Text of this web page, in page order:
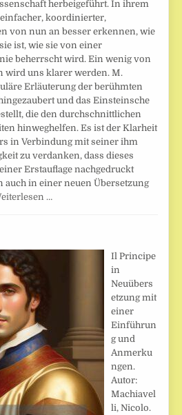
herbeigeführt. In ihrem
koordinierter,
von nun an besser erkennen, wie
ist, wie sie von einer
beherrscht wird. Ein wenig von
wird uns klarer werden. M.
Erläuterung der berühmten
und das Einsteinsche
die den durchschnittlichen
hinweghelfen. Es ist der Klarheit
in Verbindung mit seiner ihm
zu verdanken, dass dieses
Erstauflage nachgedruckt
auch in einer neuen Übersetzung
…
Il Principe
in
Neuübers
etzung mit
einer
Einführun
g und
Anmerku
ngen.
Autor:
Machiavel
li, Nicolo.